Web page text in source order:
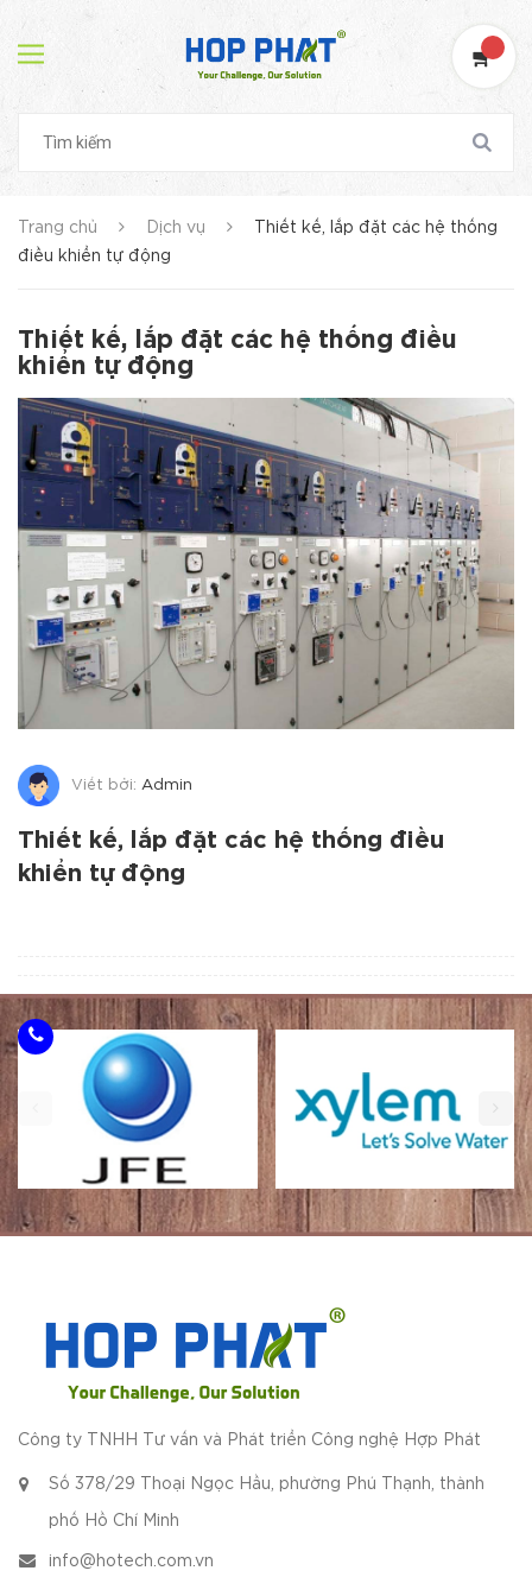
Trang chủ Dịch vụ
Thiết kế, lắp đặt các hệ thống
điều khiển tự động
Thiết kế, lắp đặt các hệ thống điều
khiển tự động
Viết bởi: Admin
Thiết kế, lắp đặt các hệ thống điều
khiển tự động
Công ty TNHH Tư vấn và Phát triển Công nghệ Hợp Phát
Số 378/29 Thoại Ngọc Hầu, phường Phú Thạnh, thành
phố Hồ Chí Minh
info@hotech.com.vn